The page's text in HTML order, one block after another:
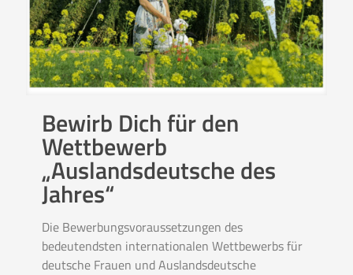
Bewirb Dich für den
Wettbewerb
„Auslandsdeutsche des
Jahres“
Die Bewerbungsvoraussetzungen des
bedeutendsten internationalen Wettbewerbs für
deutsche Frauen und Auslandsdeutsche